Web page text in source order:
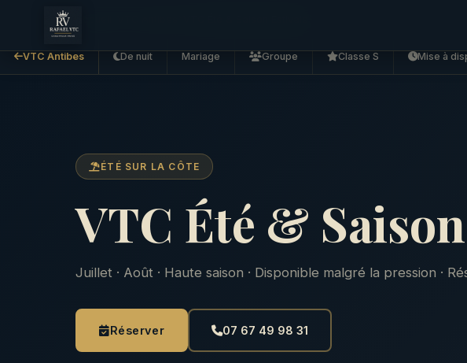
VTC Antibes De nuit Mariage Groupe Classe S Mise à
ÉTÉ SUR LA CÔTE
VTC Été &
Juillet · Août · Haute saison · Disponible malgré la pression ·
Réserver 07 67 49 98 31